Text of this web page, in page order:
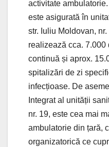
activitate
este asigurată în
str. Iuliu Moldovan,
realizează cca.
continuă și aprox.
spitalizări de zi
infecțioase. De
Integrat al unității
nr. 19, este cea mai
ambulatorie din țară,
organizatorică ce